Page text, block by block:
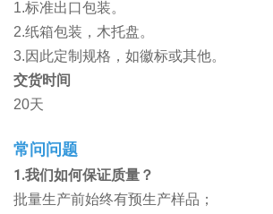
1.标准出口包装。
2.纸箱包装，木托盘。
3.因此定制规格，如徽标或其他。
交货时间
20天
常问问题
1.我们如何保证质量？
批量生产前始终有预生产样品；